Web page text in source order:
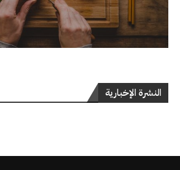
النشرة الإخبارية